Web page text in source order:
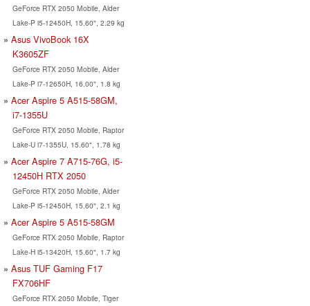
GeForce RTX 2050 Mobile, Alder
Lake-P i5-12450H, 15.60", 2.29 kg
Asus VivoBook 16X
K3605ZF
GeForce RTX 2050 Mobile, Alder
Lake-P i7-12650H, 16.00", 1.8 kg
Acer Aspire 5 A515-58GM,
i7-1355U
GeForce RTX 2050 Mobile, Raptor
Lake-U i7-1355U, 15.60", 1.78 kg
Acer Aspire 7 A715-76G, i5-
12450H RTX 2050
GeForce RTX 2050 Mobile, Alder
Lake-P i5-12450H, 15.60", 2.1 kg
Acer Aspire 5 A515-58GM
GeForce RTX 2050 Mobile, Raptor
Lake-H i5-13420H, 15.60", 1.7 kg
Asus TUF Gaming F17
FX706HF
GeForce RTX 2050 Mobile, Tiger